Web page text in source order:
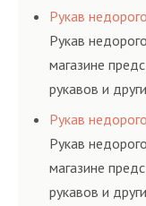
и нормативам.
Рукав
Рукав
магазине
рукавов и
и нормативам.
Рукав
Рукав
магазине
рукавов и